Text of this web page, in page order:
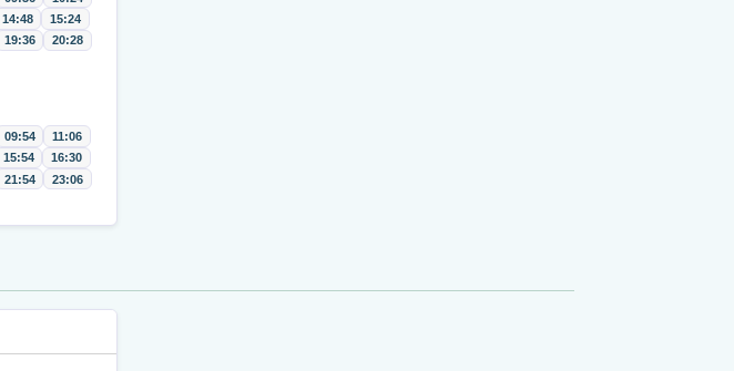
14:48
15:24
19:36
20:28
09:54
11:06
15:54
16:30
21:54 23:06